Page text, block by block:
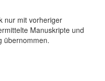
nur mit vorheriger
Manuskripte und
übernommen.